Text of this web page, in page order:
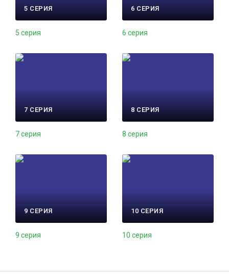
5 СЕРИЯ
5 серия
6 СЕРИЯ
6 серия
7 СЕРИЯ
7 серия
8 СЕРИЯ
8 серия
9 СЕРИЯ
9 серия
10 СЕРИЯ
10 серия